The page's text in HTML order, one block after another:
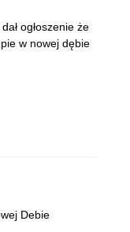
ogłoszenie że
w nowej dębie
Debie